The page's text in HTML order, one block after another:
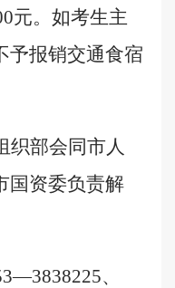
元。如考生主
予报销交通食宿
织部会同市人
国资委负责解
—3838225、